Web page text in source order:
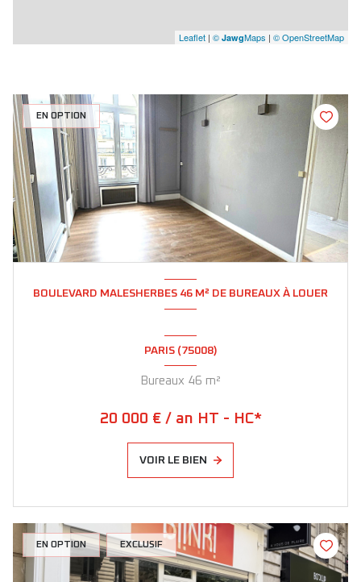
Leaflet | © JawgMaps | © OpenStreetMap
EN OPTION
BOULEVARD MALESHERBES 46 M² DE BUREAUX À LOUER
PARIS (75008)
Bureaux 46 m²
20 000 € / an HT - HC*
VOIR LE BIEN
EN OPTION EXCLUSIF